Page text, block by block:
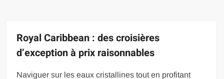
Royal Caribbean : des croisières
d’exception à prix raisonnables
Naviguer sur les eaux cristallines tout en profitant